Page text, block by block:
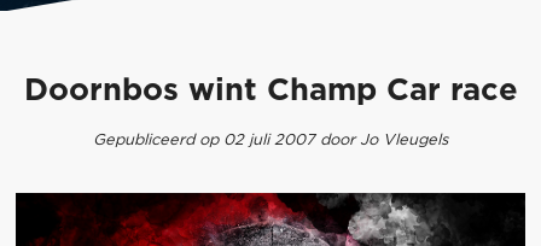
Doornbos wint Champ Car race
Gepubliceerd op 02 juli 2007 door Jo Vleugels